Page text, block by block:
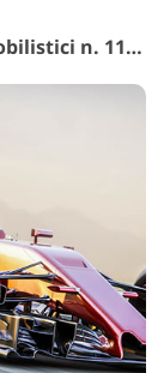
Preset gratuiti per Lightroom automobilistici n. 11 "Contrast"